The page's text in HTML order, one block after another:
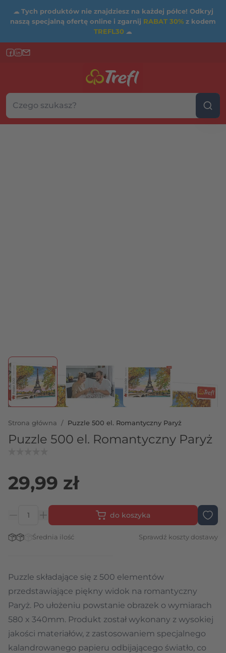
☁ Tych produktów nie znajdziesz na każdej półce! Odkryj
naszą specjalną ofertę online i zgarnij RABAT 30% z kodem
TREFL30 ☁
Szukaj w sklepie...
Wybierz kategorię
View larger imageView larger imageView larger image
Strona główna / Puzzle 500 el. Romantyczny Paryż
Puzzle 500 el. Romantyczny Paryż
29,99 zł
do koszyka
Stan magazynowy:
Średnia ilość Sprawdź koszty dostawy
Puzzle składające się z 500 elementów
przedstawiające piękny widok na romantyczny
Paryż. Po ułożeniu powstanie obrazek o wymiarach
580 x 340mm. Produkt został wykonany z wysokiej
jakości materiałów, z zastosowaniem specjalnego
kalandrowanego papieru odbijającego światło, co